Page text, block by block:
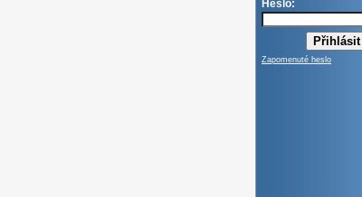
Heslo:
Zapomenuté heslo